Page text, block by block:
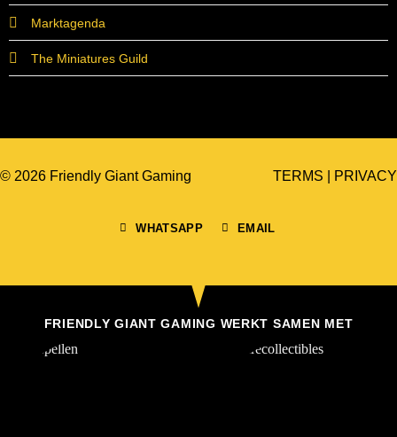
Marktagenda
The Miniatures Guild
© 2026 Friendly Giant Gaming
WHATSAPP EMAIL
TERMS PRIVACY
FRIENDLY GIANT GAMING WERKT SAMEN MET